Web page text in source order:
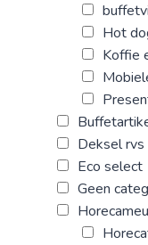
Hot
Koffie
Deksel
Eco select
Geen